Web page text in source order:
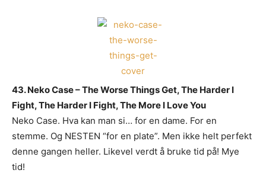
43. Neko Case – The Worse Things Get, The Harder I
Fight, The Harder I Fight, The More I Love You
Neko Case. Hva kan man si… for en dame. For en
stemme. Og NESTEN “for en plate”. Men ikke helt perfekt
denne gangen heller. Likevel verdt å bruke tid på! Mye
tid!